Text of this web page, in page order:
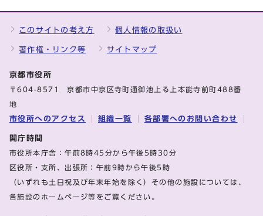
このサイトの考え方 個人情報の取扱い
著作権・リンク等 サイトマップ
京都市役所
〒604-8571 京都市中京区寺町通御池上る上本能寺前町488番
地
市役所へのアクセス 組織一覧 各部署へのお問い合わせ
開庁時間
市役所本庁舎：午前8時45分から午後5時30分
区役所・支所、出張所：午前9時から午後5時
（いずれも土日祝及び年末年始を除く）その他の施設については、
各施設のホームページ等をご覧ください。